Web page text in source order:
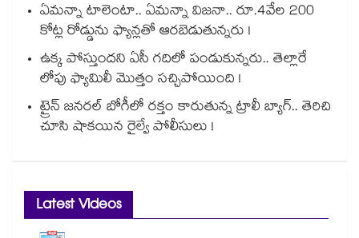
ఏమన్నా టాలెంటా.. ఏమన్నా విజనా.. రూ.4వేల 200
కోట్ల రోడ్డును ఫ్యాన్లతో ఆరబెడుతున్నరు !
ఉక్క పోస్తుందని ఏసీ గదిలో పండుకున్నరు.. తెల్లారే
లోపు ఫ్యామిలీ మొత్తం సచ్చిపోయింది !
ట్రైన్ జనరల్ బోగీలో రక్తం కారుతున్న ట్రాలీ బ్యాగ్.. తెరిచి
చూసి షాకయిన రైల్వే పోలీసులు !
Latest Videos